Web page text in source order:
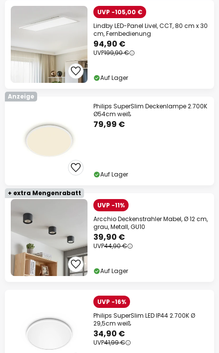
UVP -105,00 €
Lindby LED-Panel Livel, CCT, 80 cm x 30
cm, Fernbedienung
94,90 €
UVP199,90 €
Auf Lager
Anzeige
Philips SuperSlim Deckenlampe 2.700K
Ø54cm weiß
79,99 €
Auf Lager
+ extra Mengenrabatt
UVP -11%
Arcchio Deckenstrahler Mabel, Ø 12 cm,
grau, Metall, GU10
39,90 €
UVP44,90 €
Auf Lager
UVP -16%
Philips SuperSlim LED IP44 2.700K Ø
29,5cm weiß
34,90 €
UVP41,99 €